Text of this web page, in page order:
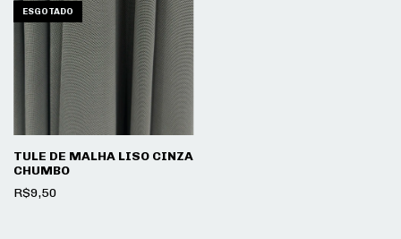
ESGOTADO
TULE DE MALHA LISO CINZA
CHUMBO
R$9,50